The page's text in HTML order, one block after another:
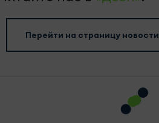
Перейти на страницу новости